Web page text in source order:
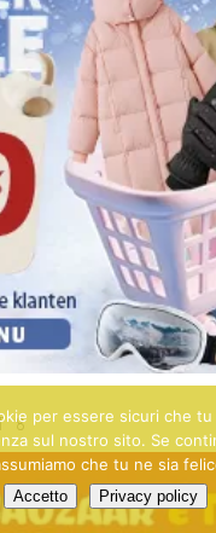
8 per essere sicuri che
sul nostro sito. Se
che tu ne sia
Accetto Privacy policy